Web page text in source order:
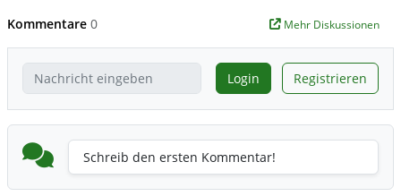
Kommentare 0 Mehr Diskussionen
Login Registrieren
Schreib den ersten Kommentar!